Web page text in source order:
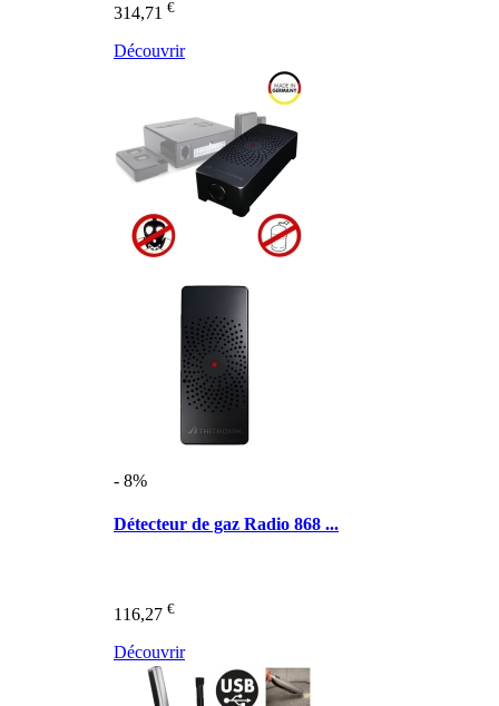
314,71 €
Découvrir
- 8%
Détecteur de gaz Radio 868 ...
116,27 €
Découvrir